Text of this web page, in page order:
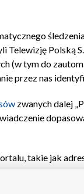
Pomoc
Polską
(w tym do
przez nas
zwanych dalej
takie jak
lub dostęp do